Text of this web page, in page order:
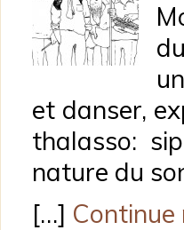
et danser,
thalasso:
nature du
[…] Continue